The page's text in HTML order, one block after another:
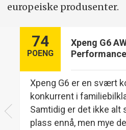
Hengervekt/taklast
Bagasjerom:
Hjuldimensjon:255/
Konkurrenter:Ford
Hyundai Ioniq 5, Kia
Enyaq, Tesla Model
ID.4/ID.5
europeiske produsenter.
Xpeng G6
Performance
74
POENG
Xpeng G6 er en svært
konkurrent i
Samtidig er det ikke alt
plass ennå, men mye